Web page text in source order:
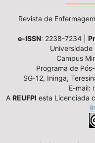
Revista de
e-ISSN: 2238-7234 |
Universidade
Campus
Programa de
SG-12, Ininga,
E-mail:
A REUFPI esta Licenciada